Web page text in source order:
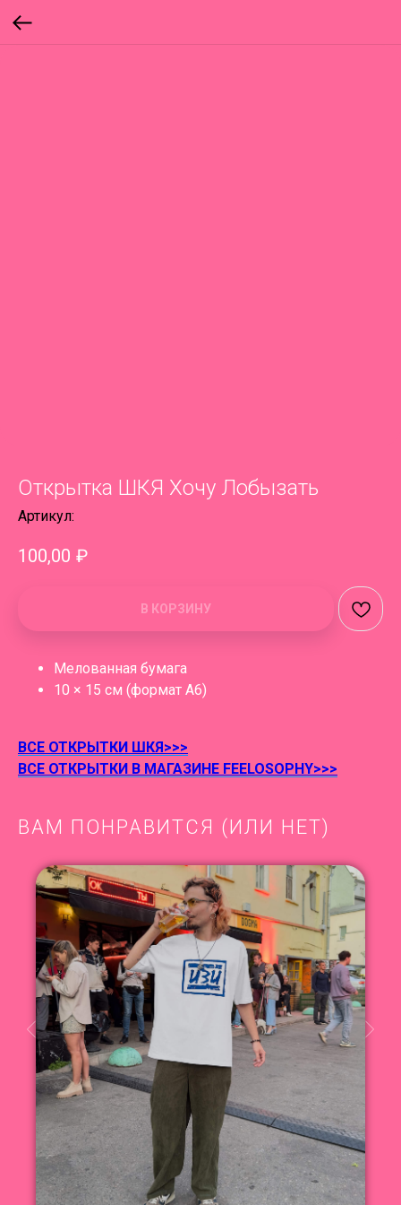
Открытка ШКЯ Хочу Лобызать
Артикул:
100,00 ₽
В КОРЗИНУ
Мелованная бумага
10 × 15 см (формат А6)
ВСЕ ОТКРЫТКИ ШКЯ>>>
ВСЕ ОТКРЫТКИ В МАГАЗИНЕ FEELOSOPHY>>>
ВАМ ПОНРАВИТСЯ (ИЛИ НЕТ)